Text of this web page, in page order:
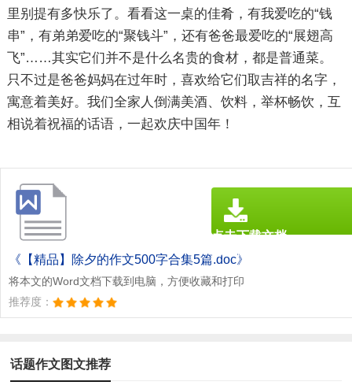
里别提有多快乐了。看看这一桌的佳肴，有我爱吃的“钱
串”，有弟弟爱吃的“聚钱斗”，还有爸爸最爱吃的“展翅高
飞”……其实它们并不是什么名贵的食材，都是普通菜。
只不过是爸爸妈妈在过年时，喜欢给它们取吉祥的名字，
寓意着美好。我们全家人倒满美酒、饮料，举杯畅饮，互
相说着祝福的话语，一起欢庆中国年！
《【精品】除夕的作文500字合集5篇.doc》
将本文的Word文档下载到电脑，方便收藏和打印
推荐度：
点击下载文档
文档为doc格式
话题作文图文推荐